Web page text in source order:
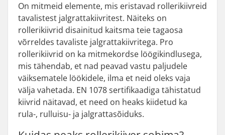
On mitmeid elemente, mis eristavad rollerikiivreid
tavalistest jalgrattakiivritest. Näiteks on
rollerikiivrid disainitud kaitsma teie tagaosa
võrreldes tavaliste jalgrattakiivritega. Pro
rollerikiivrid on ka mitmekordse löögikindlusega,
mis tähendab, et nad peavad vastu paljudele
väiksematele löökidele, ilma et neid oleks vaja
välja vahetada. EN 1078 sertifikaadiga tähistatud
kiivrid näitavad, et need on heaks kiidetud ka
rula-, rulluisu- ja jalgrattasõiduks.